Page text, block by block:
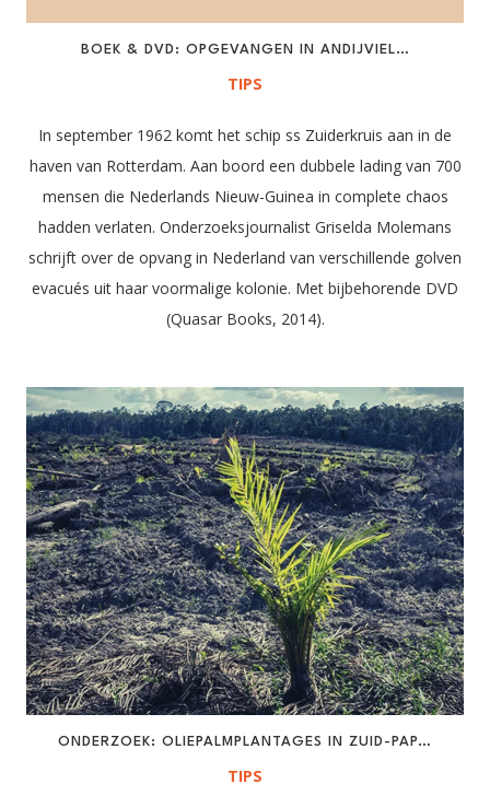
BOEK & DVD: OPGEVANGEN IN ANDIJVIEL…
TIPS
In september 1962 komt het schip ss Zuiderkruis aan in de
haven van Rotterdam. Aan boord een dubbele lading van 700
mensen die Nederlands Nieuw-Guinea in complete chaos
hadden verlaten. Onderzoeksjournalist Griselda Molemans
schrijft over de opvang in Nederland van verschillende golven
evacués uit haar voormalige kolonie. Met bijbehorende DVD
(Quasar Books, 2014).
ONDERZOEK: OLIEPALMPLANTAGES IN ZUID-PAP…
TIPS